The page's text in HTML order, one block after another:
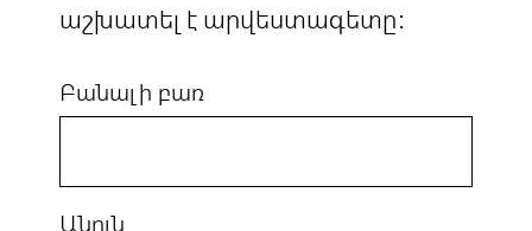
աշխատել է արվեստագետը:
Բանալի բառ
Անուն